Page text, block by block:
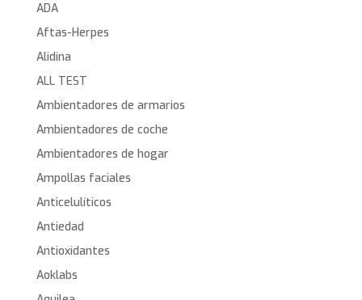
ADA
Aftas-Herpes
Alidina
ALL TEST
Ambientadores de armarios
Ambientadores de coche
Ambientadores de hogar
Ampollas faciales
Anticelulíticos
Antiedad
Antioxidantes
Aoklabs